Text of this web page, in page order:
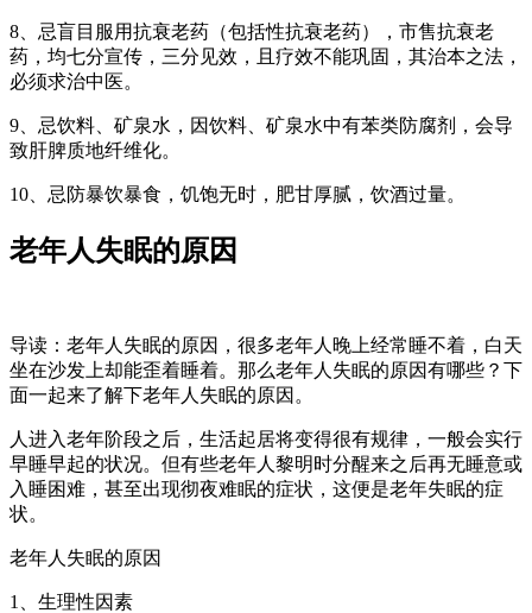
8、忌盲目服用抗衰老药（包括性抗衰老药），市售抗衰老
药，均七分宣传，三分见效，且疗效不能巩固，其治本之法，
必须求治中医。
9、忌饮料、矿泉水，因饮料、矿泉水中有苯类防腐剂，会导
致肝脾质地纤维化。
10、忌防暴饮暴食，饥饱无时，肥甘厚腻，饮酒过量。
老年人失眠的原因
导读：老年人失眠的原因，很多老年人晚上经常睡不着，白天
坐在沙发上却能歪着睡着。那么老年人失眠的原因有哪些？下
面一起来了解下老年人失眠的原因。
人进入老年阶段之后，生活起居将变得很有规律，一般会实行
早睡早起的状况。但有些老年人黎明时分醒来之后再无睡意或
入睡困难，甚至出现彻夜难眠的症状，这便是老年失眠的症
状。
老年人失眠的原因
1、生理性因素